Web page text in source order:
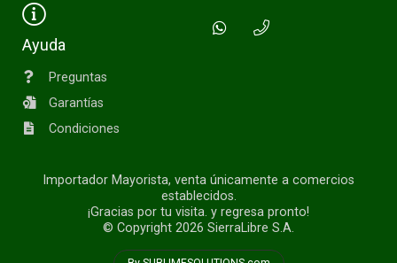
Ayuda
Preguntas
Garantías
Condiciones
Importador Mayorista, venta únicamente a comercios
establecidos.
¡Gracias por tu visita. y regresa pronto!
© Copyright 2026 SierraLibre S.A.